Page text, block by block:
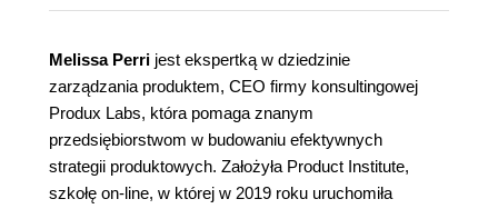
Melissa Perri jest ekspertką w dziedzinie
zarządzania produktem, CEO firmy konsultingowej
Produx Labs, która pomaga znanym
przedsiębiorstwom w budowaniu efektywnych
strategii produktowych. Założyła Product Institute,
szkołę on-line, w której w 2019 roku uruchomiła